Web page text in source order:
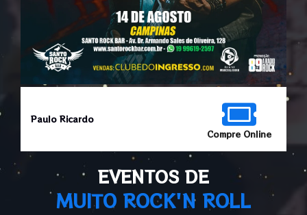
Paulo Ricardo
Compre Online
EVENTOS DE
MUITO ROCK'N ROLL